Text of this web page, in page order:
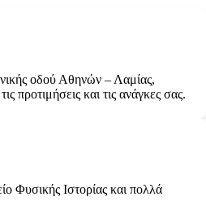
οδού Αθηνών – Λαμίας,
προτιμήσεις και τις ανάγκες σας.
Φυσικής Ιστορίας και πολλά